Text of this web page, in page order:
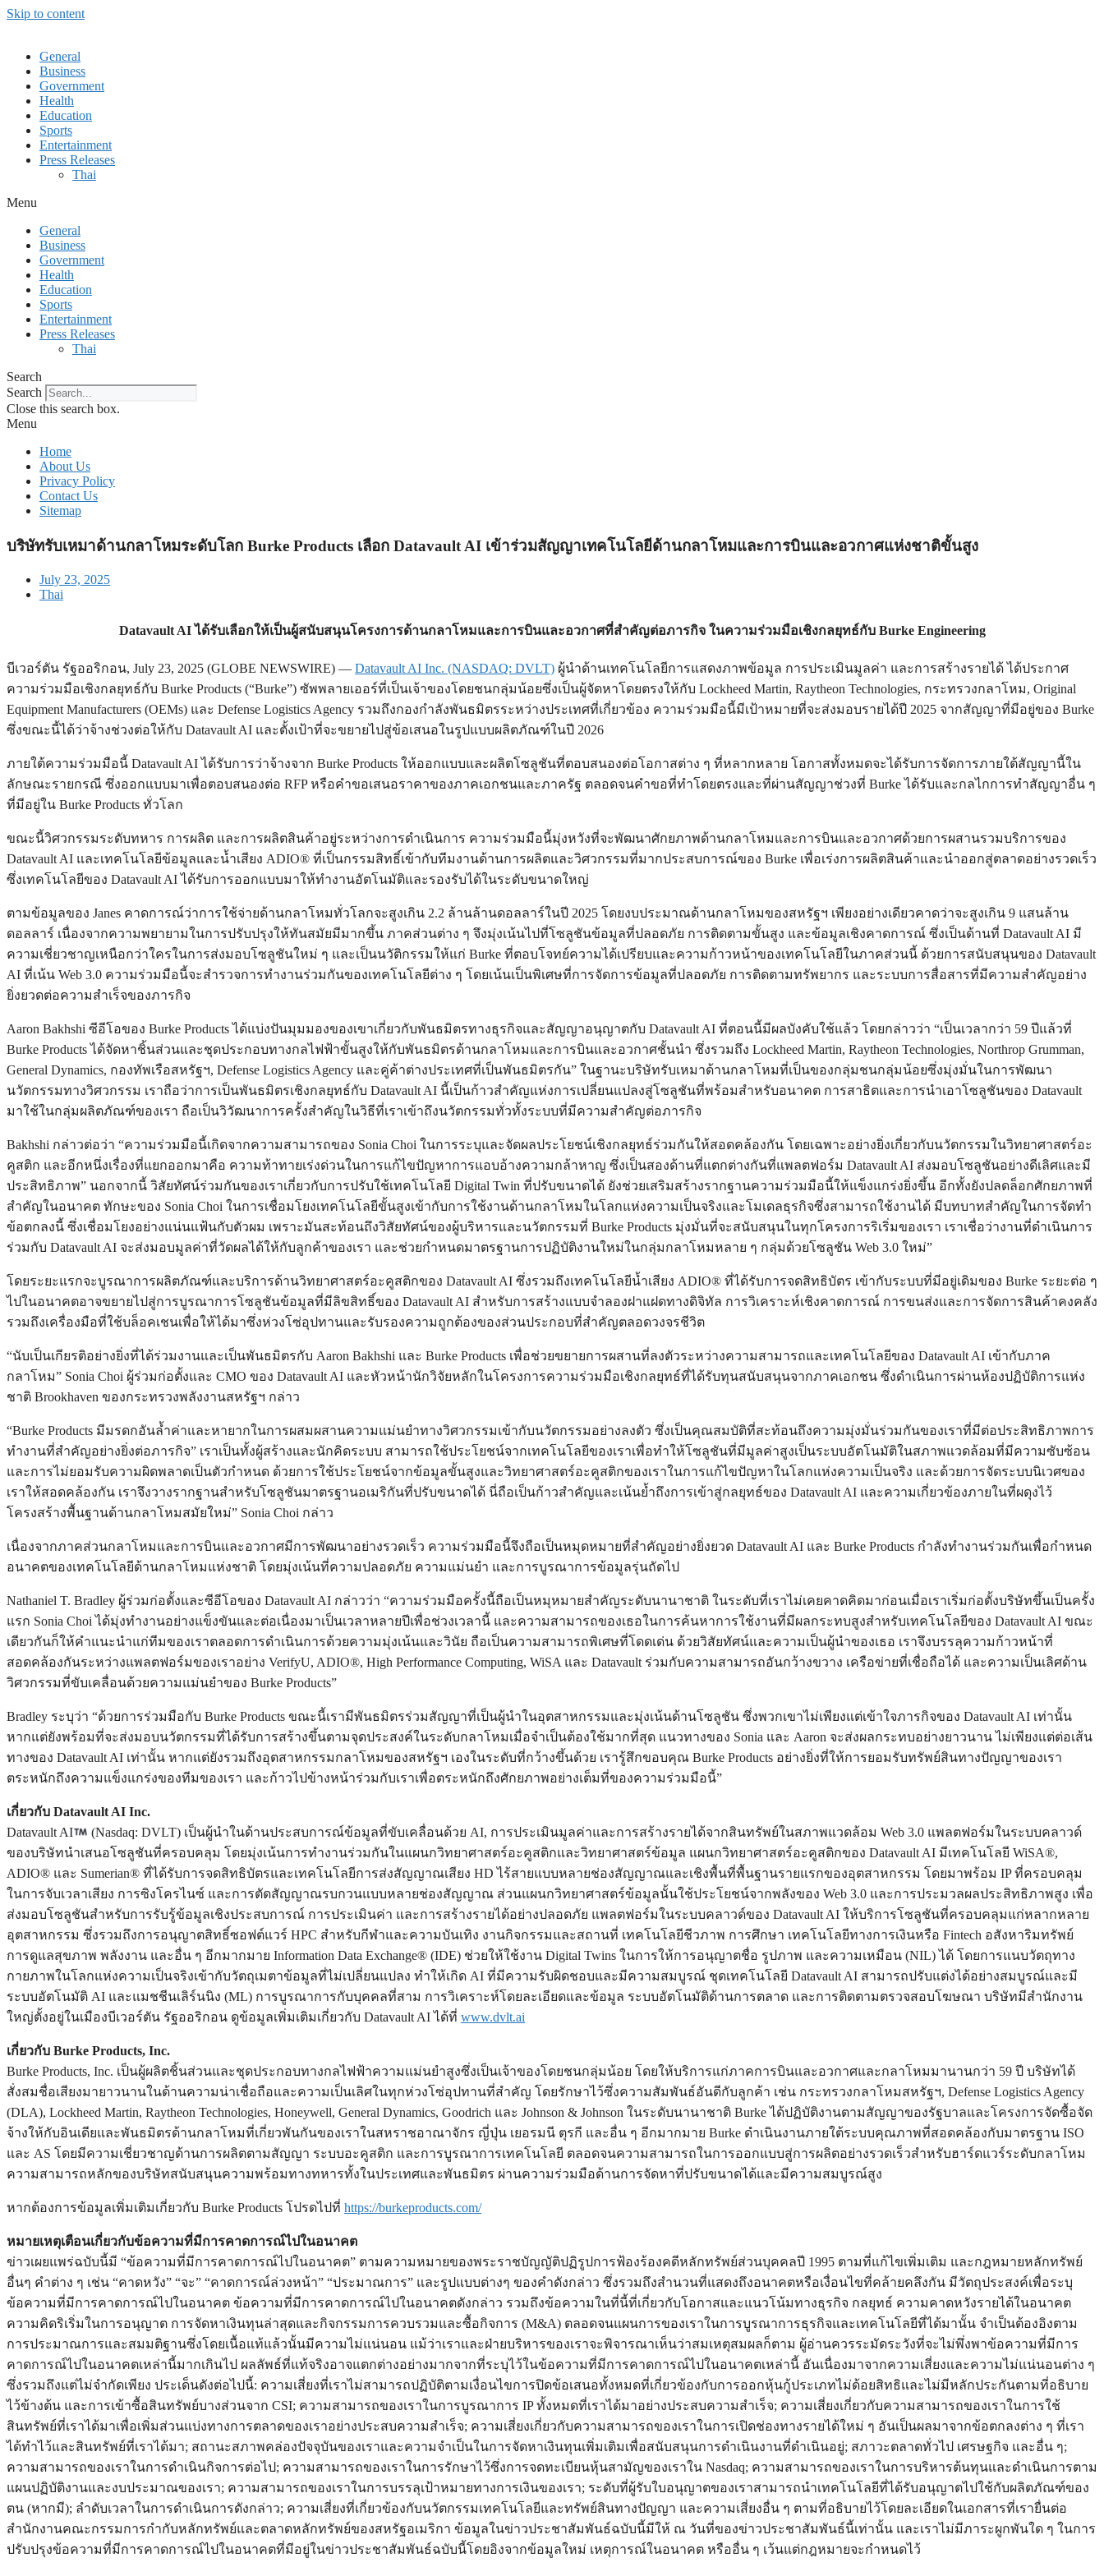
Skip to content
General
Business
Government
Health
Education
Sports
Entertainment
Press Releases
Thai
Menu
General
Business
Government
Health
Education
Sports
Entertainment
Press Releases
Thai
Search
Search
Close this search box.
Menu
Home
About Us
Privacy Policy
Contact Us
Sitemap
บริษัทรับเหมาด้านกลาโหมระดับโลก Burke Products เลือก Datavault AI เข้าร่วมสัญญาเทคโนโลยีด้านกลาโหมและการบินและอวกาศแห่งชาติขั้นสูง
July 23, 2025
Thai
Datavault AI ได้รับเลือกให้เป็นผู้สนับสนุนโครงการด้านกลาโหมและการบินและอวกาศที่สำคัญต่อภารกิจ ในความร่วมมือเชิงกลยุทธ์กับ Burke Engineering
บีเวอร์ตัน รัฐออริกอน, July 23, 2025 (GLOBE NEWSWIRE) — Datavault AI Inc. (NASDAQ: DVLT) ผู้นำด้านเทคโนโลยีการแสดงภาพข้อมูล การประเมินมูลค่า และการสร้างรายได้ ได้ประกาศ
ความร่วมมือเชิงกลยุทธ์กับ Burke Products (“Burke”) ซัพพลายเออร์ที่เป็นเจ้าของโดยชนกลุ่มน้อยซึ่งเป็นผู้จัดหาโดยตรงให้กับ Lockheed Martin, Raytheon Technologies, กระทรวงกลาโหม, Original
Equipment Manufacturers (OEMs) และ Defense Logistics Agency รวมถึงกองกำลังพันธมิตรระหว่างประเทศที่เกี่ยวข้อง ความร่วมมือนี้มีเป้าหมายที่จะส่งมอบรายได้ปี 2025 จากสัญญาที่มีอยู่ของ Burke
ซึ่งขณะนี้ได้ว่าจ้างช่วงต่อให้กับ Datavault AI และตั้งเป้าที่จะขยายไปสู่ข้อเสนอในรูปแบบผลิตภัณฑ์ในปี 2026
ภายใต้ความร่วมมือนี้ Datavault AI ได้รับการว่าจ้างจาก Burke Products ให้ออกแบบและผลิตโซลูชันที่ตอบสนองต่อโอกาสต่าง ๆ ที่หลากหลาย โอกาสทั้งหมดจะได้รับการจัดการภายใต้สัญญานี้ใน
ลักษณะรายกรณี ซึ่งออกแบบมาเพื่อตอบสนองต่อ RFP หรือคำขอเสนอราคาของภาคเอกชนและภาครัฐ ตลอดจนคำขอที่ทำโดยตรงและที่ผ่านสัญญาช่วงที่ Burke ได้รับและกลไกการทำสัญญาอื่น ๆ
ที่มีอยู่ใน Burke Products ทั่วโลก
ขณะนี้วิศวกรรมระดับทหาร การผลิต และการผลิตสินค้าอยู่ระหว่างการดำเนินการ ความร่วมมือนี้มุ่งหวังที่จะพัฒนาศักยภาพด้านกลาโหมและการบินและอวกาศด้วยการผสานรวมบริการของ
Datavault AI และเทคโนโลยีข้อมูลและน้ำเสียง ADIO® ที่เป็นกรรมสิทธิ์เข้ากับทีมงานด้านการผลิตและวิศวกรรมที่มากประสบการณ์ของ Burke เพื่อเร่งการผลิตสินค้าและนำออกสู่ตลาดอย่างรวดเร็ว
ซึ่งเทคโนโลยีของ Datavault AI ได้รับการออกแบบมาให้ทำงานอัตโนมัติและรองรับได้ในระดับขนาดใหญ่
ตามข้อมูลของ Janes คาดการณ์ว่าการใช้จ่ายด้านกลาโหมทั่วโลกจะสูงเกิน 2.2 ล้านล้านดอลลาร์ในปี 2025 โดยงบประมาณด้านกลาโหมของสหรัฐฯ เพียงอย่างเดียวคาดว่าจะสูงเกิน 9 แสนล้าน
ดอลลาร์ เนื่องจากความพยายามในการปรับปรุงให้ทันสมัยมีมากขึ้น ภาคส่วนต่าง ๆ จึงมุ่งเน้นไปที่โซลูชันข้อมูลที่ปลอดภัย การติดตามขั้นสูง และข้อมูลเชิงคาดการณ์ ซึ่งเป็นด้านที่ Datavault AI มี
ความเชี่ยวชาญเหนือกว่าใครในการส่งมอบโซลูชันใหม่ ๆ และเป็นนวัติกรรมให้แก่ Burke ที่ตอบโจทย์ความได้เปรียบและความก้าวหน้าของเทคโนโลยีในภาคส่วนนี้ ด้วยการสนับสนุนของ Datavault
AI ที่เน้น Web 3.0 ความร่วมมือนี้จะสำรวจการทำงานร่วมกันของเทคโนโลยีต่าง ๆ โดยเน้นเป็นพิเศษที่การจัดการข้อมูลที่ปลอดภัย การติดตามทรัพยากร และระบบการสื่อสารที่มีความสำคัญอย่าง
ยิ่งยวดต่อความสำเร็จของภารกิจ
Aaron Bakhshi ซีอีโอของ Burke Products ได้แบ่งปันมุมมองของเขาเกี่ยวกับพันธมิตรทางธุรกิจและสัญญาอนุญาตกับ Datavault AI ที่ตอนนี้มีผลบังคับใช้แล้ว โดยกล่าวว่า “เป็นเวลากว่า 59 ปีแล้วที่
Burke Products ได้จัดหาชิ้นส่วนและชุดประกอบทางกลไฟฟ้าขั้นสูงให้กับพันธมิตรด้านกลาโหมและการบินและอวกาศชั้นนำ ซึ่งรวมถึง Lockheed Martin, Raytheon Technologies, Northrop Grumman,
General Dynamics, กองทัพเรือสหรัฐฯ, Defense Logistics Agency และคู่ค้าต่างประเทศที่เป็นพันธมิตรกัน” ในฐานะบริษัทรับเหมาด้านกลาโหมที่เป็นของกลุ่มชนกลุ่มน้อยซึ่งมุ่งมั่นในการพัฒนา
นวัตกรรมทางวิศวกรรม เราถือว่าการเป็นพันธมิตรเชิงกลยุทธ์กับ Datavault AI นี้เป็นก้าวสำคัญแห่งการเปลี่ยนแปลงสู่โซลูชันที่พร้อมสำหรับอนาคต การสาธิตและการนำเอาโซลูชันของ Datavault
มาใช้ในกลุ่มผลิตภัณฑ์ของเรา ถือเป็นวิวัฒนาการครั้งสำคัญในวิธีที่เราเข้าถึงนวัตกรรมทั่วทั้งระบบที่มีความสำคัญต่อภารกิจ
Bakhshi กล่าวต่อว่า “ความร่วมมือนี้เกิดจากความสามารถของ Sonia Choi ในการระบุและจัดผลประโยชน์เชิงกลยุทธ์ร่วมกันให้สอดคล้องกัน โดยเฉพาะอย่างยิ่งเกี่ยวกับนวัตกรรมในวิทยาศาสตร์อะ
คูสติก และอีกหนึ่งเรื่องที่แยกออกมาคือ ความท้าทายเร่งด่วนในการแก้ไขปัญหาการแอบอ้างความกล้าหาญ ซึ่งเป็นสองด้านที่แตกต่างกันที่แพลตฟอร์ม Datavault AI ส่งมอบโซลูชันอย่างดีเลิศและมี
ประสิทธิภาพ” นอกจากนี้ วิสัยทัศน์ร่วมกันของเราเกี่ยวกับการปรับใช้เทคโนโลยี Digital Twin ที่ปรับขนาดได้ ยังช่วยเสริมสร้างรากฐานความร่วมมือนี้ให้แข็งแกร่งยิ่งขึ้น อีกทั้งยังปลดล็อกศักยภาพที่
สำคัญในอนาคต ทักษะของ Sonia Choi ในการเชื่อมโยงเทคโนโลยีขั้นสูงเข้ากับการใช้งานด้านกลาโหมในโลกแห่งความเป็นจริงและโมเดลธุรกิจซึ่งสามารถใช้งานได้ มีบทบาทสำคัญในการจัดทำ
ข้อตกลงนี้ ซึ่งเชื่อมโยงอย่างแน่นแฟ้นกับตัวผม เพราะมันสะท้อนถึงวิสัยทัศน์ของผู้บริหารและนวัตกรรมที่ Burke Products มุ่งมั่นที่จะสนับสนุนในทุกโครงการริเริ่มของเรา เราเชื่อว่างานที่ดำเนินการ
ร่วมกับ Datavault AI จะส่งมอบมูลค่าที่วัดผลได้ให้กับลูกค้าของเรา และช่วยกำหนดมาตรฐานการปฏิบัติงานใหม่ในกลุ่มกลาโหมหลาย ๆ กลุ่มด้วยโซลูชัน Web 3.0 ใหม่”
โดยระยะแรกจะบูรณาการผลิตภัณฑ์และบริการด้านวิทยาศาสตร์อะคูสติกของ Datavault AI ซึ่งรวมถึงเทคโนโลยีน้ำเสียง ADIO® ที่ได้รับการจดสิทธิบัตร เข้ากับระบบที่มีอยู่เดิมของ Burke ระยะต่อ ๆ
ไปในอนาคตอาจขยายไปสู่การบูรณาการโซลูชันข้อมูลที่มีลิขสิทธิ์ของ Datavault AI สำหรับการสร้างแบบจำลองฝาแฝดทางดิจิทัล การวิเคราะห์เชิงคาดการณ์ การขนส่งและการจัดการสินค้าคงคลัง
รวมถึงเครื่องมือที่ใช้บล็อคเชนเพื่อให้ได้มาซึ่งห่วงโซ่อุปทานและรับรองความถูกต้องของส่วนประกอบที่สำคัญตลอดวงจรชีวิต
“นับเป็นเกียรติอย่างยิ่งที่ได้ร่วมงานและเป็นพันธมิตรกับ Aaron Bakhshi และ Burke Products เพื่อช่วยขยายการผสานที่ลงตัวระหว่างความสามารถและเทคโนโลยีของ Datavault AI เข้ากับภาค
กลาโหม” Sonia Choi ผู้ร่วมก่อตั้งและ CMO ของ Datavault AI และหัวหน้านักวิจัยหลักในโครงการความร่วมมือเชิงกลยุทธ์ที่ได้รับทุนสนับสนุนจากภาคเอกชน ซึ่งดำเนินการผ่านห้องปฏิบัติการแห่ง
ชาติ Brookhaven ของกระทรวงพลังงานสหรัฐฯ กล่าว
“Burke Products มีมรดกอันล้ำค่าและหายากในการผสมผสานความแม่นยำทางวิศวกรรมเข้ากับนวัตกรรมอย่างลงตัว ซึ่งเป็นคุณสมบัติที่สะท้อนถึงความมุ่งมั่นร่วมกันของเราที่มีต่อประสิทธิภาพการ
ทำงานที่สำคัญอย่างยิ่งต่อภารกิจ” เราเป็นทั้งผู้สร้างและนักคิดระบบ สามารถใช้ประโยชน์จากเทคโนโลยีของเราเพื่อทำให้โซลูชันที่มีมูลค่าสูงเป็นระบบอัตโนมัติในสภาพแวดล้อมที่มีความซับซ้อน
และการไม่ยอมรับความผิดพลาดเป็นตัวกำหนด ด้วยการใช้ประโยชน์จากข้อมูลขั้นสูงและวิทยาศาสตร์อะคูสติกของเราในการแก้ไขปัญหาในโลกแห่งความเป็นจริง และด้วยการจัดระบบนิเวศของ
เราให้สอดคล้องกัน เราจึงวางรากฐานสำหรับโซลูชันมาตรฐานอเมริกันที่ปรับขนาดได้ นี่ถือเป็นก้าวสำคัญและเน้นย้ำถึงการเข้าสู่กลยุทธ์ของ Datavault AI และความเกี่ยวข้องภายในที่ผดุงไว้
โครงสร้างพื้นฐานด้านกลาโหมสมัยใหม่” Sonia Choi กล่าว
เนื่องจากภาคส่วนกลาโหมและการบินและอวกาศมีการพัฒนาอย่างรวดเร็ว ความร่วมมือนี้จึงถือเป็นหมุดหมายที่สำคัญอย่างยิ่งยวด Datavault AI และ Burke Products กำลังทำงานร่วมกันเพื่อกำหนด
อนาคตของเทคโนโลยีด้านกลาโหมแห่งชาติ โดยมุ่งเน้นที่ความปลอดภัย ความแม่นยำ และการบูรณาการข้อมูลรุ่นถัดไป
Nathaniel T. Bradley ผู้ร่วมก่อตั้งและซีอีโอของ Datavault AI กล่าวว่า “ความร่วมมือครั้งนี้ถือเป็นหมุหมายสำคัญระดับนานาชาติ ในระดับที่เราไม่เคยคาดคิดมาก่อนเมื่อเราเริ่มก่อตั้งบริษัทขึ้นเป็นครั้ง
แรก Sonia Choi ได้มุ่งทำงานอย่างแข็งขันและต่อเนื่องมาเป็นเวลาหลายปีเพื่อช่วงเวลานี้ และความสามารถของเธอในการค้นหาการใช้งานที่มีผลกระทบสูงสำหรับเทคโนโลยีของ Datavault AI ขณะ
เดียวกันก็ให้คำแนะนำแก่ทีมของเราตลอดการดำเนินการด้วยความมุ่งเน้นและวินัย ถือเป็นความสามารถพิเศษที่โดดเด่น ด้วยวิสัยทัศน์และความเป็นผู้นำของเธอ เราจึงบรรลุความก้าวหน้าที่
สอดคล้องกันระหว่างแพลตฟอร์มของเราอย่าง VerifyU, ADIO®, High Performance Computing, WiSA และ Datavault ร่วมกับความสามารถอันกว้างขวาง เครือข่ายที่เชื่อถือได้ และความเป็นเลิศด้าน
วิศวกรรมที่ขับเคลื่อนด้วยความแม่นยำของ Burke Products”
Bradley ระบุว่า “ด้วยการร่วมมือกับ Burke Products ขณะนี้เรามีพันธมิตรร่วมสัญญาที่เป็นผู้นำในอุตสาหกรรมและมุ่งเน้นด้านโซลูชัน ซึ่งพวกเขาไม่เพียงแต่เข้าใจภารกิจของ Datavault AI เท่านั้น
หากแต่ยังพร้อมที่จะส่งมอบนวัตกรรมที่ได้รับการสร้างขึ้นตามจุดประสงค์ในระดับกลาโหมเมื่อจำเป็นต้องใช้มากที่สุด แนวทางของ Sonia และ Aaron จะส่งผลกระทบอย่างยาวนาน ไม่เพียงแต่ต่อเส้น
ทางของ Datavault AI เท่านั้น หากแต่ยังรวมถึงอุตสาหกรรมกลาโหมของสหรัฐฯ เองในระดับที่กว้างขึ้นด้วย เรารู้สึกขอบคุณ Burke Products อย่างยิ่งที่ให้การยอมรับทรัพย์สินทางปัญญาของเรา
ตระหนักถึงความแข็งแกร่งของทีมของเรา และก้าวไปข้างหน้าร่วมกับเราเพื่อตระหนักถึงศักยภาพอย่างเต็มที่ของความร่วมมือนี้”
เกี่ยวกับ Datavault AI Inc.
Datavault AI
(Nasdaq: DVLT) เป็นผู้นำในด้านประสบการณ์ข้อมูลที่ขับเคลื่อนด้วย AI, การประเมินมูลค่าและการสร้างรายได้จากสินทรัพย์ในสภาพแวดล้อม Web 3.0 แพลตฟอร์มในระบบคลาวด์
ของบริษัทนำเสนอโซลูชันที่ครอบคลุม โดยมุ่งเน้นการทำงานร่วมกันในแผนกวิทยาศาสตร์อะคูสติกและวิทยาศาสตร์ข้อมูล แผนกวิทยาศาสตร์อะคูสติกของ Datavault AI มีเทคโนโลยี WiSA®,
ADIO® และ Sumerian® ที่ได้รับการจดสิทธิบัตรและเทคโนโลยีการส่งสัญญาณเสียง HD ไร้สายแบบหลายช่องสัญญาณและเชิงพื้นที่พื้นฐานรายแรกของอุตสาหกรรม โดยมาพร้อม IP ที่ครอบคลุม
ในการจับเวลาเสียง การซิงโครไนซ์ และการตัดสัญญาณรบกวนแบบหลายช่องสัญญาณ ส่วนแผนกวิทยาศาสตร์ข้อมูลนั้นใช้ประโยชน์จากพลังของ Web 3.0 และการประมวลผลประสิทธิภาพสูง เพื่อ
ส่งมอบโซลูชันสำหรับการรับรู้ข้อมูลเชิงประสบการณ์ การประเมินค่า และการสร้างรายได้อย่างปลอดภัย แพลตฟอร์มในระบบคลาวด์ของ Datavault AI ให้บริการโซลูชันที่ครอบคลุมแก่หลากหลาย
อุตสาหกรรม ซึ่งรวมถึงการอนุญาตสิทธิ์ซอฟต์แวร์ HPC สำหรับกีฬาและความบันเทิง งานกิจกรรมและสถานที่ เทคโนโลยีชีวภาพ การศึกษา เทคโนโลยีทางการเงินหรือ Fintech อสังหาริมทรัพย์
การดูแลสุขภาพ พลังงาน และอื่น ๆ อีกมากมาย Information Data Exchange® (IDE) ช่วยให้ใช้งาน Digital Twins ในการให้การอนุญาตชื่อ รูปภาพ และความเหมือน (NIL) ได้ โดยการแนบวัตถุทาง
กายภาพในโลกแห่งความเป็นจริงเข้ากับวัตถุเมตาข้อมูลที่ไม่เปลี่ยนแปลง ทำให้เกิด AI ที่มีความรับผิดชอบและมีความสมบูรณ์ ชุดเทคโนโลยี Datavault AI สามารถปรับแต่งได้อย่างสมบูรณ์และมี
ระบบอัตโนมัติ AI และแมชชีนเลิร์นนิง (ML) การบูรณาการกับบุคคลที่สาม การวิเคราะห์โดยละเอียดและข้อมูล ระบบอัตโนมัติด้านการตลาด และการติดตามตรวจสอบโฆษณา บริษัทมีสำนักงาน
ใหญ่ตั้งอยู่ในเมืองบีเวอร์ตัน รัฐออริกอน ดูข้อมูลเพิ่มเติมเกี่ยวกับ Datavault AI ได้ที่ www.dvlt.ai
เกี่ยวกับ Burke Products, Inc.
Burke Products, Inc. เป็นผู้ผลิตชิ้นส่วนและชุดประกอบทางกลไฟฟ้าความแม่นยำสูงซึ่งเป็นเจ้าของโดยชนกลุ่มน้อย โดยให้บริการแก่ภาคการบินและอวกาศและกลาโหมมานานกว่า 59 ปี บริษัทได้
สั่งสมชื่อเสียงมายาวนานในด้านความน่าเชื่อถือและความเป็นเลิศในทุกห่วงโซ่อุปทานที่สำคัญ โดยรักษาไว้ซึ่งความสัมพันธ์อันดีกับลูกค้า เช่น กระทรวงกลาโหมสหรัฐฯ, Defense Logistics Agency
(DLA), Lockheed Martin, Raytheon Technologies, Honeywell, General Dynamics, Goodrich และ Johnson & Johnson ในระดับนานาชาติ Burke ได้ปฏิบัติงานตามสัญญาของรัฐบาลและโครงการจัดซื้อจัด
จ้างให้กับอินเดียและพันธมิตรด้านกลาโหมที่เกี่ยวพันกันของเราในสหราชอาณาจักร ญี่ปุ่น เยอรมนี ตุรกี และอื่น ๆ อีกมากมาย Burke ดำเนินงานภายใต้ระบบคุณภาพที่สอดคล้องกับมาตรฐาน ISO
และ AS โดยมีความเชี่ยวชาญด้านการผลิตตามสัญญา ระบบอะคูสติก และการบูรณาการเทคโนโลยี ตลอดจนความสามารถในการออกแบบสู่การผลิตอย่างรวดเร็วสำหรับฮาร์ดแวร์ระดับกลาโหม
ความสามารถหลักของบริษัทสนับสนุนความพร้อมทางทหารทั้งในประเทศและพันธมิตร ผ่านความร่วมมือด้านการจัดหาที่ปรับขนาดได้และมีความสมบูรณ์สูง
หากต้องการข้อมูลเพิ่มเติมเกี่ยวกับ Burke Products โปรดไปที่ https://burkeproducts.com/
หมายเหตุเตือนเกี่ยวกับข้อความที่มีการคาดการณ์ไปในอนาคต
ข่าวเผยแพร่ฉบับนี้มี “ข้อความที่มีการคาดการณ์ไปในอนาคต” ตามความหมายของพระราชบัญญัติปฏิรูปการฟ้องร้องคดีหลักทรัพย์ส่วนบุคคลปี 1995 ตามที่แก้ไขเพิ่มเติม และกฎหมายหลักทรัพย์
อื่นๆ คำต่าง ๆ เช่น “คาดหวัง” “จะ” “คาดการณ์ล่วงหน้า” “ประมาณการ” และรูปแบบต่างๆ ของคำดังกล่าว ซึ่งรวมถึงสำนวนที่แสดงถึงอนาคตหรือเงื่อนไขที่คล้ายคลึงกัน มีวัตถุประสงค์เพื่อระบุ
ข้อความที่มีการคาดการณ์ไปในอนาคต ข้อความที่มีการคาดการณ์ไปในอนาคตดังกล่าว รวมถึงข้อความในที่นี้ที่เกี่ยวกับโอกาสและแนวโน้มทางธุรกิจ กลยุทธ์ ความคาดหวังรายได้ในอนาคต
ความคิดริเริ่มในการอนุญาต การจัดหาเงินทุนล่าสุดและกิจกรรมการควบรวมและซื้อกิจการ (M&A) ตลอดจนแผนการของเราในการบูรณาการธุรกิจและเทคโนโลยีที่ได้มานั้น จำเป็นต้องอิงตาม
การประมาณการและสมมติฐานซึ่งโดยเนื้อแท้แล้วนั้นมีความไม่แน่นอน แม้ว่าเราและฝ่ายบริหารของเราจะพิจารณาเห็นว่าสมเหตุสมผลก็ตาม ผู้อ่านควรระมัดระวังที่จะไม่พึ่งพาข้อความที่มีการ
คาดการณ์ไปในอนาคตเหล่านี้มากเกินไป ผลลัพธ์ที่แท้จริงอาจแตกต่างอย่างมากจากที่ระบุไว้ในข้อความที่มีการคาดการณ์ไปในอนาคตเหล่านี้ อันเนื่องมาจากความเสี่ยงและความไม่แน่นอนต่าง ๆ
ซึ่งรวมถึงแต่ไม่จำกัดเพียง ประเด็นดังต่อไปนี้: ความเสี่ยงที่เราไม่สามารถปฏิบัติตามเงื่อนไขการปิดข้อเสนอทั้งหมดที่เกี่ยวข้องกับการออกหุ้นกู้ประเภทไม่ด้อยสิทธิและไม่มีหลักประกันตามที่อธิบาย
ไว้ข้างต้น และการเข้าซื้อสินทรัพย์บางส่วนจาก CSI; ความสามารถของเราในการบูรณาการ IP ทั้งหมดที่เราได้มาอย่างประสบความสำเร็จ; ความเสี่ยงเกี่ยวกับความสามารถของเราในการใช้
สินทรัพย์ที่เราได้มาเพื่อเพิ่มส่วนแบ่งทางการตลาดของเราอย่างประสบความสำเร็จ; ความเสี่ยงเกี่ยวกับความสามารถของเราในการเปิดช่องทางรายได้ใหม่ ๆ อันเป็นผลมาจากข้อตกลงต่าง ๆ ที่เรา
ได้ทำไว้และสินทรัพย์ที่เราได้มา; สถานะสภาพคล่องปัจจุบันของเราและความจำเป็นในการจัดหาเงินทุนเพิ่มเติมเพื่อสนับสนุนการดำเนินงานที่ดำเนินอยู่; สภาวะตลาดทั่วไป เศรษฐกิจ และอื่น ๆ;
ความสามารถของเราในการดำเนินกิจการต่อไป; ความสามารถของเราในการรักษาไว้ซึ่งการจดทะเบียนหุ้นสามัญของเราใน Nasdaq; ความสามารถของเราในการบริหารต้นทุนและดำเนินการตาม
แผนปฏิบัติงานและงบประมาณของเรา; ความสามารถของเราในการบรรลุเป้าหมายทางการเงินของเรา; ระดับที่ผู้รับใบอนุญาตของเราสามารถนำเทคโนโลยีที่ได้รับอนุญาตไปใช้กับผลิตภัณฑ์ของ
ตน (หากมี); ลำดับเวลาในการดำเนินการดังกล่าว; ความเสี่ยงที่เกี่ยวข้องกับนวัตกรรมเทคโนโลยีและทรัพย์สินทางปัญญา และความเสี่ยงอื่น ๆ ตามที่อธิบายไว้โดยละเอียดในเอกสารที่เรายื่นต่อ
สำนักงานคณะกรรมการกำกับหลักทรัพย์และตลาดหลักทรัพย์ของสหรัฐอเมริกา ข้อมูลในข่าวประชาสัมพันธ์ฉบับนี้มีให้ ณ วันที่ของข่าวประชาสัมพันธ์นี้เท่านั้น และเราไม่มีภาระผูกพันใด ๆ ในการ
ปรับปรุงข้อความที่มีการคาดการณ์ไปในอนาคตที่มีอยู่ในข่าวประชาสัมพันธ์ฉบับนี้โดยอิงจากข้อมูลใหม่ เหตุการณ์ในอนาคต หรืออื่น ๆ เว้นแต่กฎหมายจะกำหนดไว้